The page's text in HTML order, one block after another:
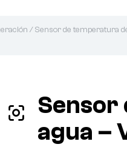
/ Sensor de temperatura
Sensor
agua –